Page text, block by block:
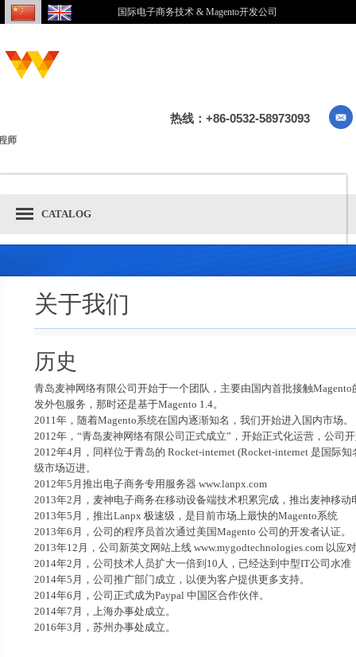
国际电子商务技术 & Magento开发公司
热线：+86-0532-58973093
师
CATALOG
关于我们
历史
青岛麦神网络有限公司开始于一个团队，主要由国内首批接触
发外包服务，那时还是基于Magento 1.4。
2011年，随着Magento系统在国内逐渐知名，我们开始进入国内市场。
2012年，“青岛麦神网络有限公司正式成立”，开始正式化运营，公司
2012年4月，同样位于青岛的 Rocket-internet (Rocket-internet 是国际
级市场迈进。
2012年5月推出电子商务专用服务器 www.lanpx.com
2013年2月，麦神电子商务在移动设备端技术积累完成，推出麦神移
2013年5月，推出Lanpx 极速级，是目前市场上最快的Magento系统
2013年6月，公司的程序员首次通过美国Magento 公司的开发者认证。
2013年12月，公司新英文网站上线 www.mygodtechnologies.com 以应
2014年2月，公司技术人员扩大一倍到10人，已经达到中型IT公司水准
2014年5月，公司推广部门成立，以便为客户提供更多支持。
2014年6月，公司正式成为Paypal 中国区合作伙伴。
2014年7月，上海办事处成立。
2016年3月，苏州办事处成立。